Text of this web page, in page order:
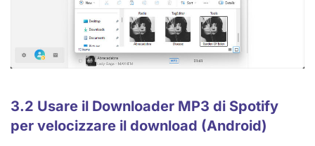
3.2 Usare il Downloader MP3 di Spotify
per velocizzare il download (Android)